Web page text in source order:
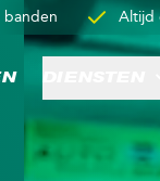
banden Altijd